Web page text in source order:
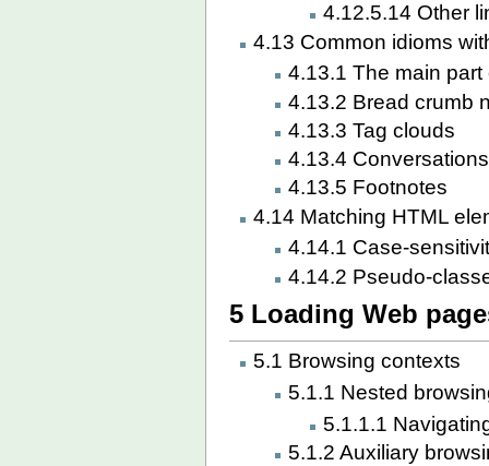
4.12.5.14 Other
4.13 Common idioms
4.13.1 The main
4.13.2 Bread crumb
4.13.3 Tag clouds
4.13.4 Conversations
4.13.5 Footnotes
4.14 Matching HTML
4.14.1 Case-
4.14.2 Pseudo-
5 Loading Web
5.1 Browsing contexts
5.1.1 Nested
5.1.1.1
5.1.2 Auxiliary